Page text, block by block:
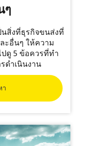
ๆ
สิ่งที่ธุรกิจขนส่งที่
ะอื่นๆ ให้ความ
ดู 5 ข้อควรที่ทำ
ดำเนินงาน
า